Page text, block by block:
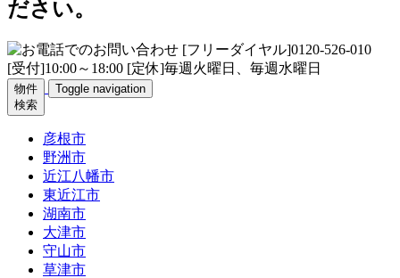
物件
検索
Toggle navigation
彦根市
野洲市
近江八幡市
東近江市
湖南市
大津市
守山市
草津市